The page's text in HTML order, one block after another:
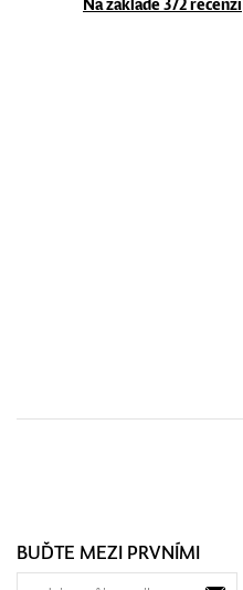
BUĎTE MEZI PRVNÍMI